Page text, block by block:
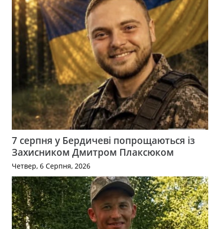
7 серпня у Бердичеві попрощаються із
Захисником Дмитром Плаксюком
Четвер, 6 Серпня, 2026